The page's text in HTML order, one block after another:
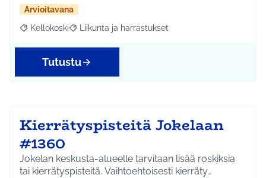
Arvioitavana
Rajaa tulokset aihepiirin mukaan: Kellokoski
Kellokoski Rajaa tulokset teeman mukaan: Liikunta ja
Liikunta ja harrastukset
Tutustu
Kierrätyspisteitä Jokelaan
#1360
Jokelan keskusta-alueelle tarvitaan lisää roskiksia
tai kierrätyspisteitä. Vaihtoehtoisesti kierräty…